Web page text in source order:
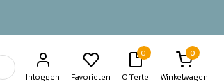
Inloggen Favorieten
0
Offerte
0
Winkelwagen